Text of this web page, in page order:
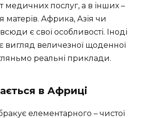
медичних послуг, а в інших –
матерів. Африка, Азія чи
є свої особливості. Іноді
вигляд величезної щоденної
реальні приклади.
в Африці
елементарного – чистої